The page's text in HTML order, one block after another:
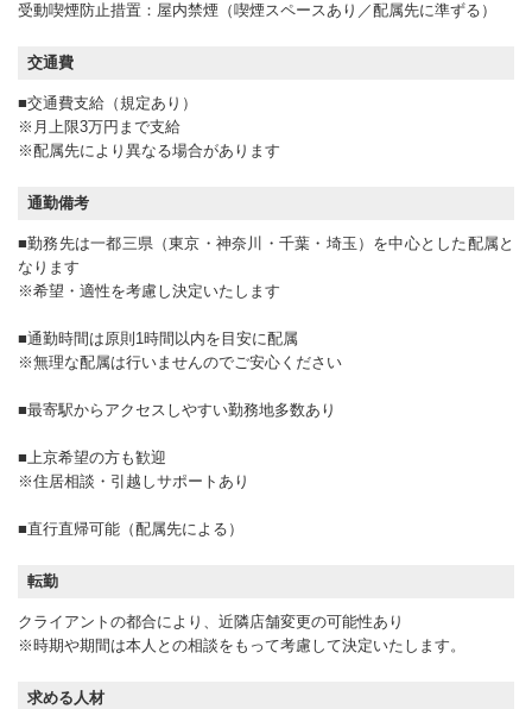
受動喫煙防止措置：屋内禁煙（喫煙スペースあり／配属先に準ずる）
交通費
■交通費支給（規定あり）
※月上限3万円まで支給
※配属先により異なる場合があります
通勤備考
■勤務先は一都三県（東京・神奈川・千葉・埼玉）を中心とした配属と
なります
※希望・適性を考慮し決定いたします
■通勤時間は原則1時間以内を目安に配属
※無理な配属は行いませんのでご安心ください
■最寄駅からアクセスしやすい勤務地多数あり
■上京希望の方も歓迎
※住居相談・引越しサポートあり
■直行直帰可能（配属先による）
転勤
クライアントの都合により、近隣店舗変更の可能性あり
※時期や期間は本人との相談をもって考慮して決定いたします。
求める人材